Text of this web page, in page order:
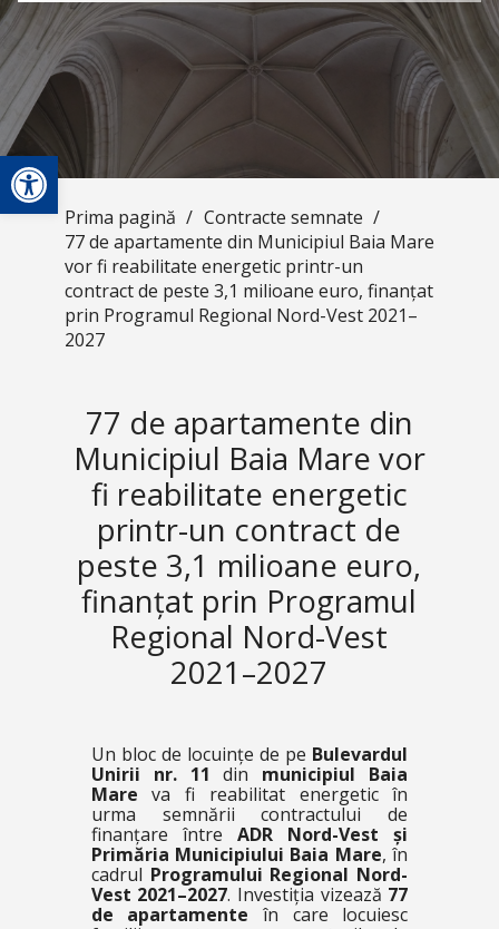
Deschide bara de unelte
Prima pagină / Contracte semnate /
77 de apartamente din Municipiul Baia Mare
vor fi reabilitate energetic printr-un
contract de peste 3,1 milioane euro, finanțat
prin Programul Regional Nord-Vest 2021–
2027
77 de apartamente din
Municipiul Baia Mare vor
fi reabilitate energetic
printr-un contract de
peste 3,1 milioane euro,
finanțat prin Programul
Regional Nord-Vest
2021–2027
Un bloc de locuințe de pe Bulevardul
Unirii nr. 11 din municipiul Baia
Mare va fi reabilitat energetic în
urma semnării contractului de
finanțare între ADR Nord-Vest și
Primăria Municipiului Baia Mare, în
cadrul Programului Regional Nord-
Vest 2021–2027. Investiția vizează 77
de apartamente în care locuiesc